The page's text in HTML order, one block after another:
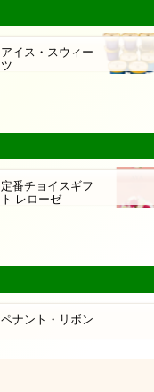
アイス・スウィー
ツ
定番チョイスギフ
ト レローゼ
ペナント・リボン